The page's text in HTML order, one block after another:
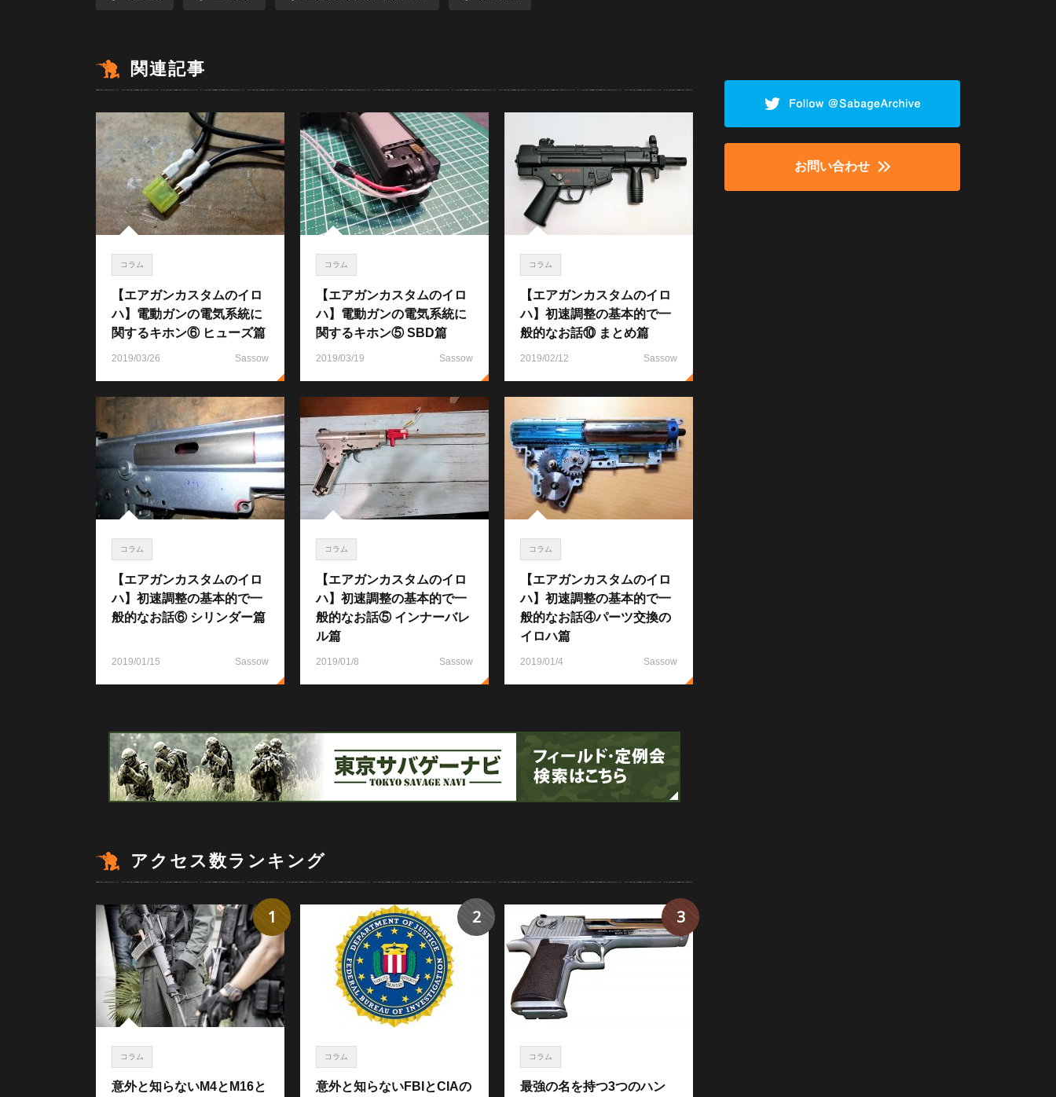
関連記事
コラム
【エアガンカスタムのイロ
ハ】電動ガンの電気系統に
関するキホン⑥ ヒューズ篇
2019/03/26 Sassow
コラム
【エアガンカスタムのイロ
ハ】電動ガンの電気系統に
関するキホン⑤ SBD篇
2019/03/19 Sassow
コラム
【エアガンカスタムのイロ
ハ】初速調整の基本的で一
般的なお話⑩ まとめ篇
2019/02/12 Sassow
コラム
【エアガンカスタムのイロ
ハ】初速調整の基本的で一
般的なお話⑥ シリンダー篇
2019/01/15 Sassow
コラム
【エアガンカスタムのイロ
ハ】初速調整の基本的で一
般的なお話⑤ インナーバレ
ル篇
2019/01/8 Sassow
コラム
【エアガンカスタムのイロ
ハ】初速調整の基本的で一
般的なお話④パーツ交換の
イロハ篇
2019/01/4 Sassow
アクセス数ランキング
コラム
意外と知らないM4とM16と
1
コラム
意外と知らないFBIとCIAの
2
コラム
最強の名を持つ3つのハン
3
お問い合わせ